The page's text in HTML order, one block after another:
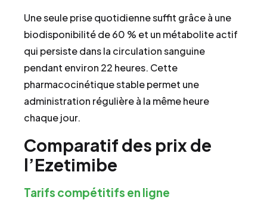
Une seule prise quotidienne suffit grâce à une
biodisponibilité de 60 % et un métabolite actif
qui persiste dans la circulation sanguine
pendant environ 22 heures. Cette
pharmacocinétique stable permet une
administration régulière à la même heure
chaque jour.
Comparatif des prix de
l’Ezetimibe
Tarifs compétitifs en ligne